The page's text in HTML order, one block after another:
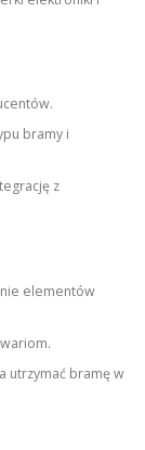
bramy i
z
elementów
utrzymać bramę w